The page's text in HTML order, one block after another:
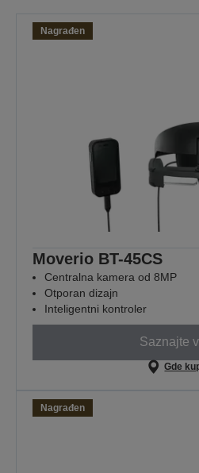
Nagrađen
Moverio BT-45CS
Centralna kamera od 8MP
Otporan dizajn
Inteligentni kontroler
Saznajte
Gde
Nagrađen